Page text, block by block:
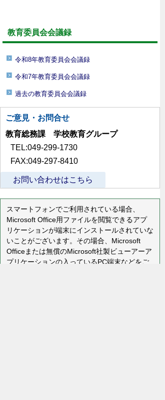
教育委員会会議録
令和8年教育委員会会議録
令和7年教育委員会会議録
過去の教育委員会会議録
ご意見・お問合せ
教育総務課 学校教育グループ
TEL:049-299-1730
FAX:049-297-8410
お問い合わせはこちら
スマートフォンでご利用されている場合、
Microsoft Office用ファイルを閲覧できるアプ
リケーションが端末にインストールされていな
いことがございます。その場合、Microsoft
Officeまたは無償のMicrosoft社製ビューアーア
プリケーションの入っているPC端末などをご